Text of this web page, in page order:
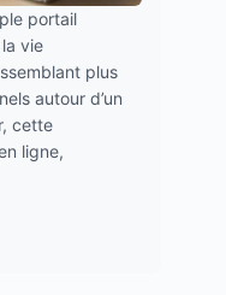
portail
vie
plus
autour d’un
cette
ligne,